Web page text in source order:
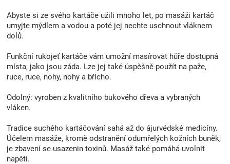
Abyste si ze svého kartáče užili mnoho let, po masáži kartáč
umyjte mýdlem a vodou a poté jej nechte uschnout vláknem
dolů.
Funkční rukojeť kartáče vám umožní masírovat hůře dostupná
místa, jako jsou záda. Lze jej také úspěšně použít na paže,
ruce, ruce, nohy, nohy a břicho.
Odolný: vyroben z kvalitního bukového dřeva a vybraných
vláken.
Tradice suchého kartáčování sahá až do ájurvédské medicíny.
Účelem masáže, kromě odstranění odumřelých kožních buněk,
je zbavení se usazenin toxinů. Masáž také pomáhá uvolnit
napětí.